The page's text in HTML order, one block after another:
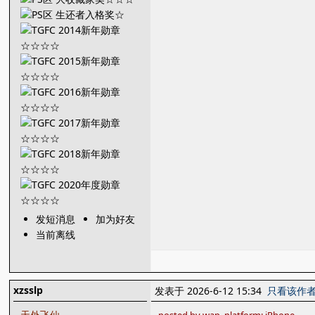
发短消息
加为好友
当前离线
xzsslp
发表于 2026-6-12 15:34 只看该作